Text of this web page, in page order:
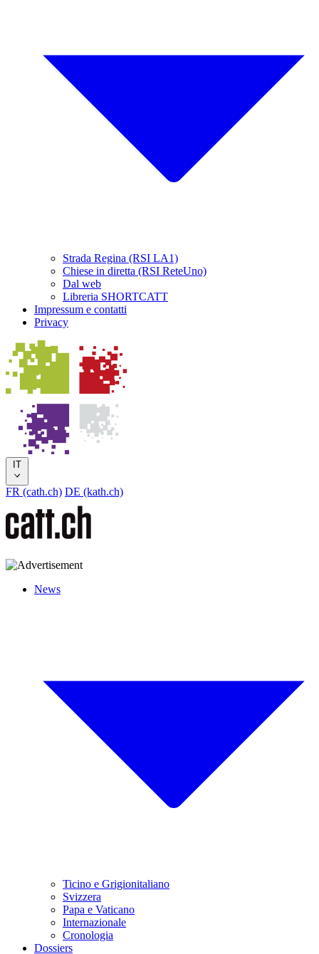
Strada Regina (RSI LA1)
Chiese in diretta (RSI ReteUno)
Dal web
Libreria SHORTCATT
Impressum e contatti
Privacy
IT
FR (cath.ch) DE (kath.ch)
News
Ticino e Grigionitaliano
Svizzera
Papa e Vaticano
Internazionale
Cronologia
Dossiers